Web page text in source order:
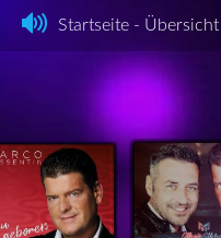
Startseite - Übersicht
Home
Feuerengel
Discographie
Videos
Termine